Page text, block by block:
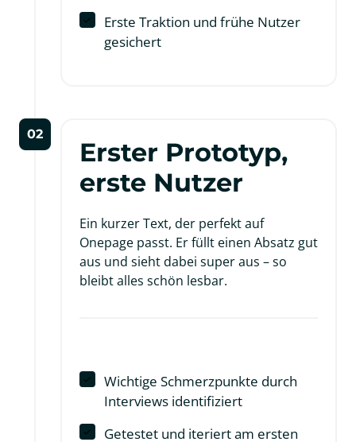
Erste Traktion und frühe Nutzer
gesichert
02
Erster Prototyp,
erste Nutzer
Ein kurzer Text, der perfekt auf
Onepage passt. Er füllt einen Absatz gut
aus und sieht dabei super aus – so
bleibt alles schön lesbar.
Wichtige Schmerzpunkte durch
Interviews identifiziert
Getestet und iteriert am ersten